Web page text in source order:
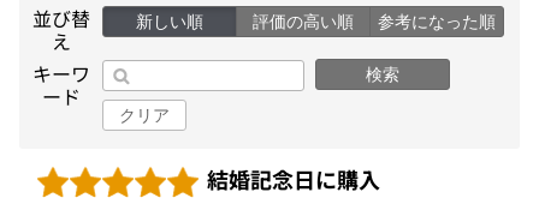
並び替
え
新しい順 評価の高い順 参考になった順
キーワ
ード
検索
クリア
結婚記念日に購入